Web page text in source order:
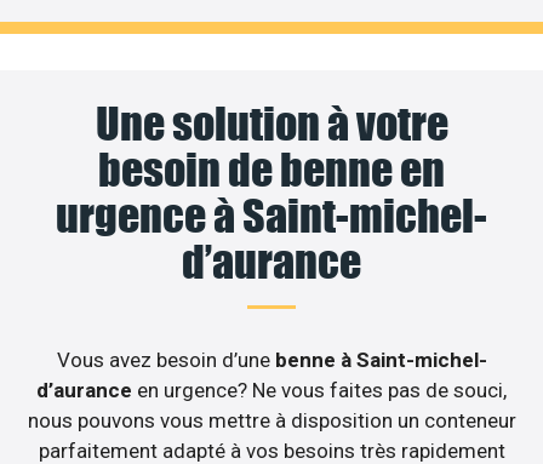
Une solution à votre
besoin de benne en
urgence à Saint-michel-
d’aurance
Vous avez besoin d’une benne à Saint-michel-
d’aurance en urgence? Ne vous faites pas de souci,
nous pouvons vous mettre à disposition un conteneur
parfaitement adapté à vos besoins très rapidement